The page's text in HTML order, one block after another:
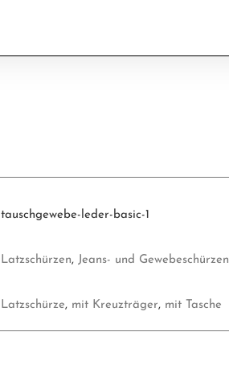
tauschgewebe-leder-basic-1
Latzschürzen, Jeans- und Gewebeschürzen
Latzschürze, mit Kreuzträger, mit Tasche